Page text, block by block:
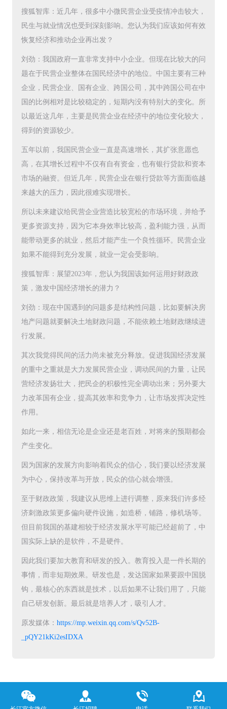
搜狐智库：近几年，很多中小微民营企业受疫情冲击较大，
民生与就业情况也受到深刻影响。您认为我们应该如何有效
恢复经济和推动企业再出发？
刘劲：我国政府一直非常支持中小企业。但现在比较大的问
题在于民营企业整体在国民经济中的地位。中国主要有三种
企业，民营企业、国有企业、跨国公司，其中跨国公司在中
国的比例相对是比较稳定的，短期内没有特别大的变化。所
以最近这几年，主要是民营企业在经济中的地位变化较大，
得到的资源较少。
五年以前，我国民营企业一直是高速增长，其扩张意愿也
高，在其增长过程中不仅有自有资金，也有银行贷款和资本
市场的融资。但近几年，民营企业在银行贷款等方面面临越
来越大的压力，因此很难实现增长。
所以未来建议给民营企业营造比较宽松的市场环境，并给予
更多资源支持，因为它本身效率比较高，盈利能力强，从而
能带动更多的就业，然后才能产生一个良性循环。民营企业
如果不能得到充分发展，就业一定会受影响。
搜狐智库：展望2023年，您认为我国该如何运用好财政政
策，激发中国经济增长的潜力？
刘劲：现在中国遇到的问题多是结构性问题，比如要解决房
地产问题就要解决土地财政问题，不能依赖土地财政继续进
行发展。
其次我觉得民间的活力尚未被充分释放。促进我国经济发展
的重中之重就是大力发展民营企业，调动民间的力量，让民
营经济发扬壮大，把民企的积极性完全调动出来；另外要大
力改革国有企业，提高其效率和竞争力，让市场发挥决定性
作用。
如此一来，相信无论是企业还是老百姓，对将来的预期都会
产生变化。
因为国家的发展方向影响着民众的信心，我们要以经济发展
为中心，保持改革与开放，民众的信心就会增强。
至于财政政策，我建议从思维上进行调整，原来我们许多经
济刺激政策更多偏向硬件设施，如造桥，铺路，修机场等。
但目前我国的基建相较于经济发展水平可能已经超前了，中
国实际上缺的是软件，不是硬件。
因此我们要加大教育和研发的投入。教育投入是一件长期的
事情，而非短期效果。研发也是，发达国家如果要跟中国脱
钩，最核心的东西就是技术，以后如果不让我们用了，只能
自己研发创新。最后就是培养人才，吸引人才。
原发媒体： https://mp.weixin.qq.com/s/Qv52B-
_pQY21kKi2esIDXA